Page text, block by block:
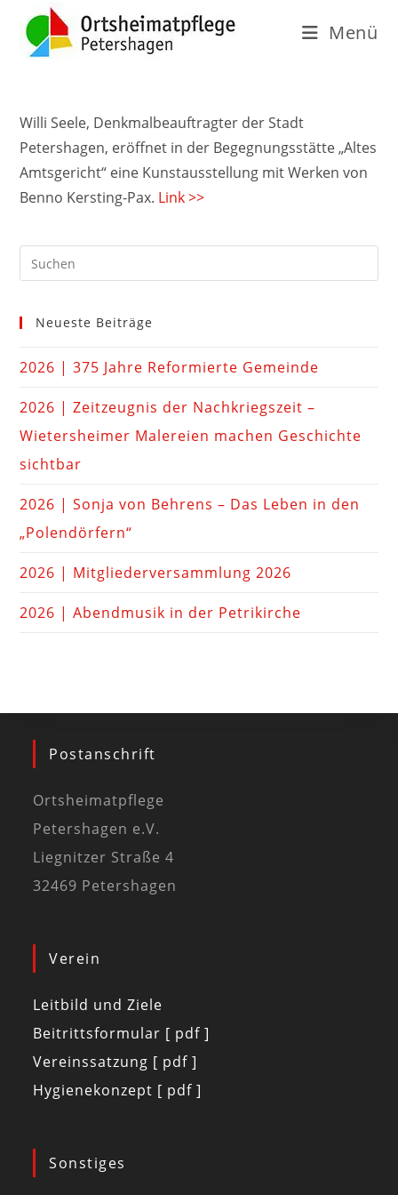
Menü
Willi Seele, Denkmalbeauftragter der Stadt
Petershagen, eröffnet in der Begegnungsstätte „Altes
Amtsgericht“ eine Kunstausstellung mit Werken von
Benno Kersting-Pax. Link >>
Neueste Beiträge
2026 | 375 Jahre Reformierte Gemeinde
2026 | Zeitzeugnis der Nachkriegszeit –
Wietersheimer Malereien machen Geschichte
sichtbar
2026 | Sonja von Behrens – Das Leben in den
„Polendörfern“
2026 | Mitgliederversammlung 2026
2026 | Abendmusik in der Petrikirche
Postanschrift
Ortsheimatpflege
Petershagen e.V.
Liegnitzer Straße 4
32469 Petershagen
Verein
Leitbild und Ziele
Beitrittsformular [ pdf ]
Vereinssatzung [ pdf ]
Hygienekonzept [ pdf ]
Sonstiges